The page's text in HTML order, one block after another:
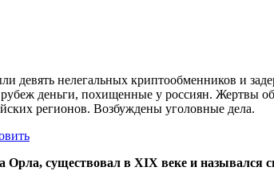
нелегальных криптообменников и
деньги, похищенные у россиян. Жертвы
регионов. Возбуждены уголовные дела.
Орла, существовал в XIX веке и